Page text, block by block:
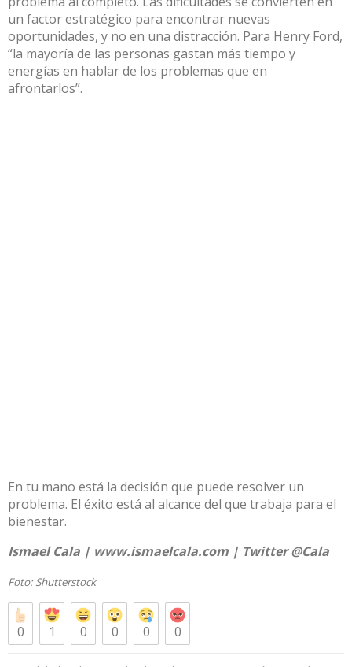
un factor estratégico para encontrar nuevas
oportunidades, y no en una distracción. Para Henry Ford,
“la mayoría de las personas gastan más tiempo y
energías en hablar de los problemas que en
afrontarlos”.
En tu mano está la decisión que puede resolver un
problema. El éxito está al alcance del que trabaja para el
bienestar.
Ismael Cala | www.ismaelcala.com | Twitter@Cala
Foto: Shutterstock
0 1 0 0 0 0